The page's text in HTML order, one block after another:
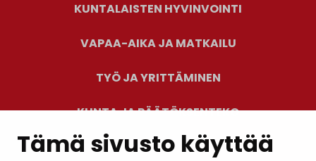
Tämä sivusto käyttää
KUNTALAISTEN HYVINVOINTI
VAPAA-AIKA JA MATKAILU
TYÖ JA YRITTÄMINEN
KUNTA JA PÄÄTÖKSENTEKO